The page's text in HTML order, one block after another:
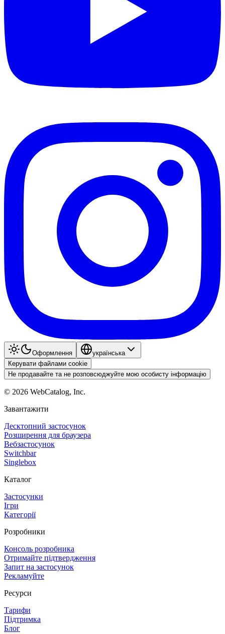
Оформлення
українська
Керувати файлами cookie
Не продавайте та не розповсюджуйте мою особисту інформацію
© 2026 WebCatalog, Inc.
Завантажити
Десктопний застосунок
Розширення для браузера
Вебзастосунок
Switchbar
Singlebox
Каталог
Застосунки
Ігри
Категорії
Розробники
Консоль розробника
Отримайте підтвердження
Запит на застосунок
Рекламуйте
Ресурси
Тарифи
Підтримка
Блог